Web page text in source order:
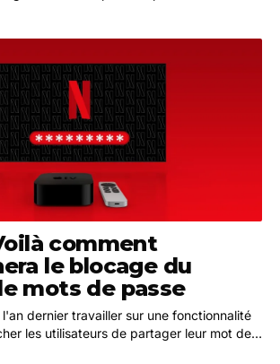
comment
le blocage du
mots de passe
dernier travailler sur une fonctionnalité
les utilisateurs de partager leur mot de